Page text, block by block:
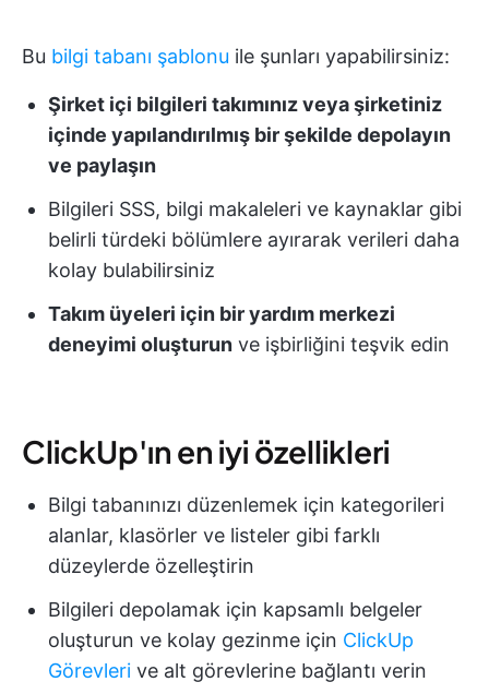
Bu bilgi tabanı şablonu ile şunları yapabilirsiniz:
Şirket içi bilgileri takımınız veya şirketiniz
içinde yapılandırılmış bir şekilde depolayın
ve paylaşın
Bilgileri SSS, bilgi makaleleri ve kaynaklar gibi
belirli türdeki bölümlere ayırarak verileri daha
kolay bulabilirsiniz
Takım üyeleri için bir yardım merkezi
deneyimi oluşturun ve işbirliğini teşvik edin
ClickUp'ın en iyi özellikleri
Bilgi tabanınızı düzenlemek için kategorileri
alanlar, klasörler ve listeler gibi farklı
düzeylerde özelleştirin
Bilgileri depolamak için kapsamlı belgeler
oluşturun ve kolay gezinme için ClickUp
Görevleri ve alt görevlerine bağlantı verin